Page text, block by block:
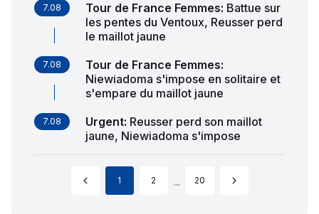
7.08 Tour de France Femmes: Battue sur
les pentes du Ventoux, Reusser perd
le maillot jaune
7.08 Tour de France Femmes:
Niewiadoma s'impose en solitaire et
s'empare du maillot jaune
7.08 Urgent: Reusser perd son maillot
jaune, Niewiadoma s'impose
1 2 ... 20